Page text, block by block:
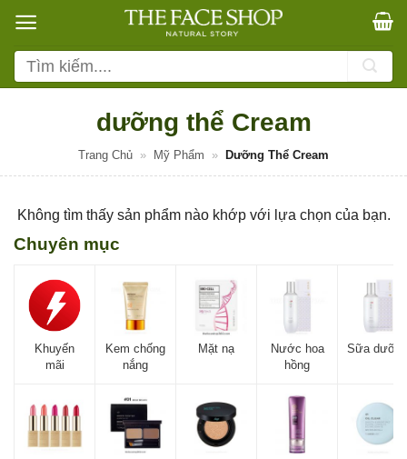
qua
nội
dung
Tìm
kiếm:
dưỡng thể Cream
Trang Chủ » Mỹ Phẩm » Dưỡng Thể Cream
Không tìm thấy sản phẩm nào khớp với lựa chọn của bạn.
Chuyên mục
Khuyến
mãi
Kem chống
nắng
Mặt nạ
Nước hoa
hồng
Sữa